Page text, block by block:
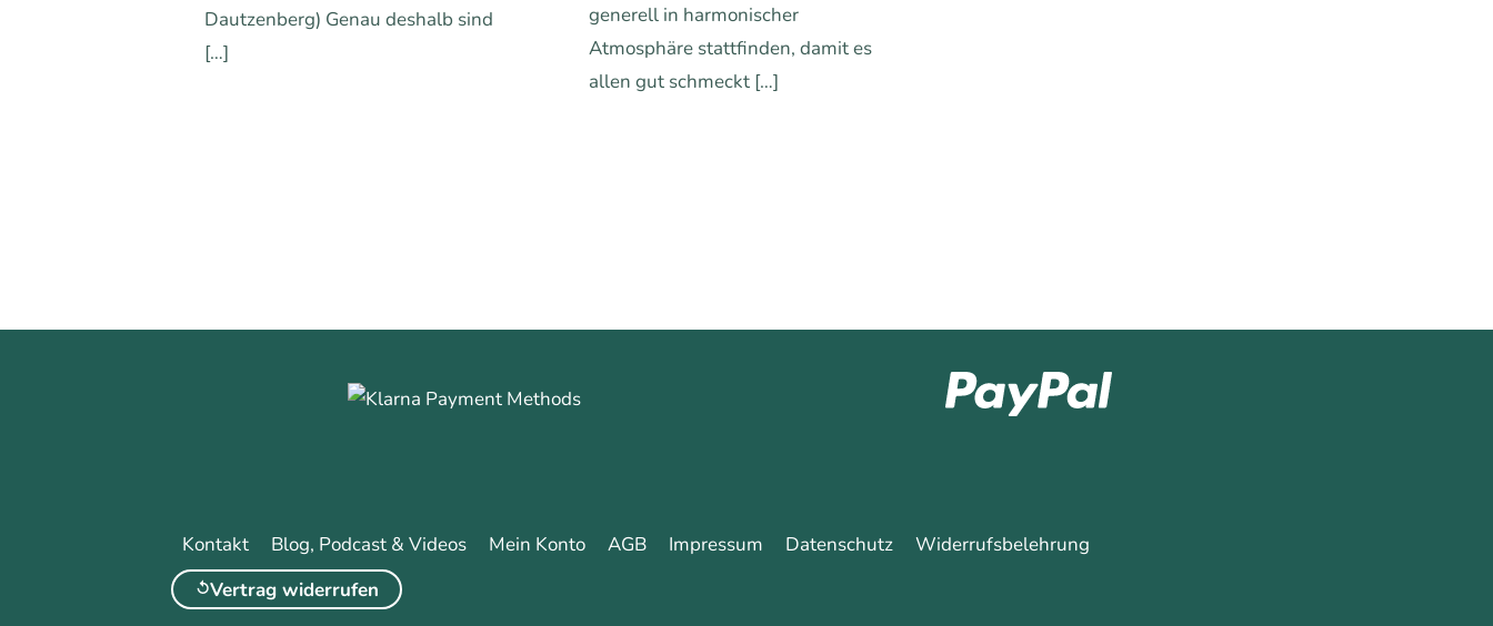
Dautzenberg) Genau deshalb sind
[…]
generell in harmonischer
Atmosphäre stattfinden, damit es
allen gut schmeckt[…]
Kontakt Blog, Podcast & Videos Mein Konto AGB Impressum Datenschutz
Widerrufsbelehrung
Vertrag widerrufen